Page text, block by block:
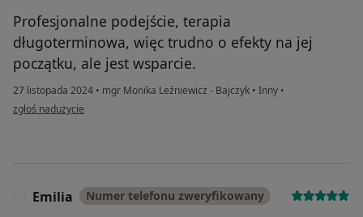
Profesjonalne podejście, terapia
długoterminowa, więc trudno o efekty na jej
początku, ale jest wsparcie.
27 listopada 2024 • mgr Monika Leźniewicz - Bajczyk • Inny •
w opinii użytkownika Magdalena
zgłoś nadużycie
Emilia Numer telefonu zweryfikowany